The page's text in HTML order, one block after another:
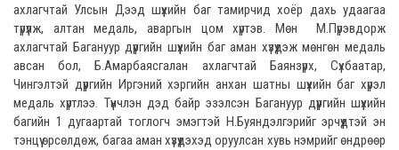
ахлагчтай Улсын Дээд шүүхийн баг тамирчид хоёр дахь удаагаа
түрүүлж, алтан медаль, аваргын цом хүртэв. Мөн М.Пүрэвдорж
ахлагчтай Багануур дүүргийн шүүхийн баг аман хүзүүдэж мөнгөн медаль
авсан бол, Б.Амарбаясгалан ахлагчтай Баянзүрх, Сүхбаатар,
Чингэлтэй дүүргийн Иргэний хэргийн анхан шатны шүүхийн баг хүрэл
медаль хүртлээ. Түүнчлэн дэд байр эзэлсэн Багануур дүүргийн шүүхийн
багийн 1 дугаартай тоглогч эмэгтэй Н.Буяндэлгэрийг эрчүүдтэй эн
тэнцүү өрсөлдөж, багаа аман хүзүүдэхэд оруулсан хувь нэмрийг өндрөөр